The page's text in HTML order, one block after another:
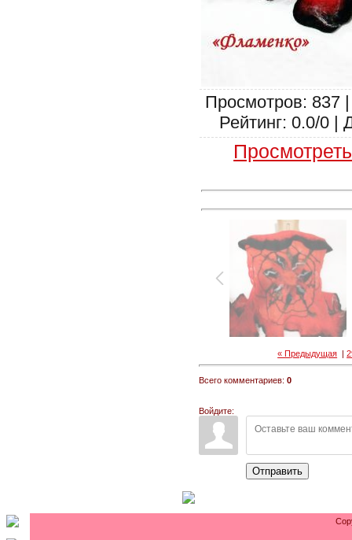
Просмотров: 837
Рейтинг: 0.0/0 |
« Предыдущая |
Всего комментариев: 0
Войдите:
Отправить